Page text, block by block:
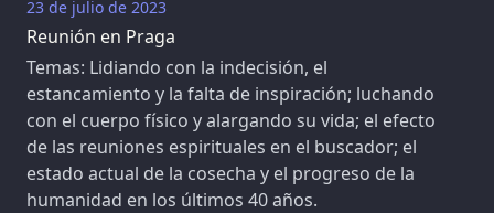
23 de julio de 2023
Reunión en Praga
Temas: Lidiando con la indecisión, el
estancamiento y la falta de inspiración; luchando
con el cuerpo físico y alargando su vida; el efecto
de las reuniones espirituales en el buscador; el
estado actual de la cosecha y el progreso de la
humanidad en los últimos 40 años.